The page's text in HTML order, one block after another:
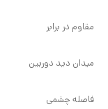
مقاوم در برابر
میدان دید دوربین
فاصله چشمی